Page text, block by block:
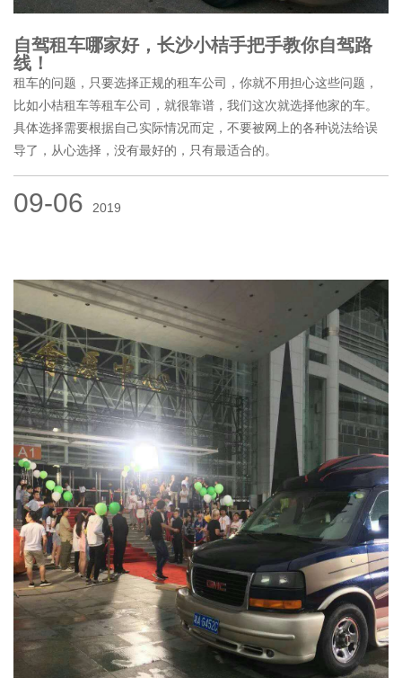
自驾租车哪家好，长沙小桔手把手教你自驾路
线！
租车的问题，只要选择正规的租车公司，你就不用担心这些问题，
比如小桔租车等租车公司，就很靠谱，我们这次就选择他家的车。
具体选择需要根据自己实际情况而定，不要被网上的各种说法给误
导了，从心选择，没有最好的，只有最适合的。
09-06 2019